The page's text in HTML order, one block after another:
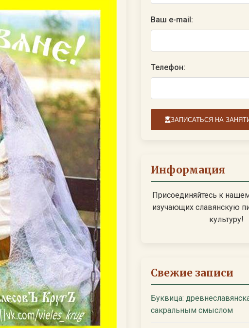
Ваш e-mail:
Телефон:
ЗАПИСАТЬСЯ НА
Информация
Присоединяйтесь к
изучающих славянскую
культуру!
Свежие записи
Буквица:
сакральным смыслом